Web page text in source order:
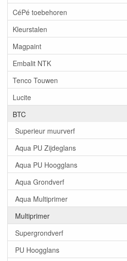
CéPé toebehoren
Kleurstalen
Magpaint
Embalit NTK
Tenco Touwen
Lucite
BTC
Superieur muurverf
Aqua PU Zijdeglans
Aqua PU Hoogglans
Aqua Grondverf
Aqua Multiprimer
Multiprimer
Supergrondverf
PU Hoogglans